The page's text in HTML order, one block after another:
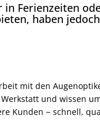
Ferienzeiten
haben
mit den
und wissen
Kunden − schnell,